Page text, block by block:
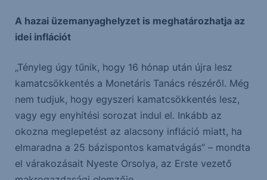
A hazai üzemanyaghelyzet is meghatározhatja az
idei inflációt
„Tényleg úgy tűnik, hogy 16 hónap után újra lesz
kamatcsökkentés a Monetáris Tanács részéről. Még
nem tudjuk, hogy egyszeri kamatcsökkentés lesz,
vagy egy enyhítési sorozat indul el. Inkább az
okozna meglepetést az alacsony infláció miatt, ha
elmaradna a 25 bázispontos kamatvágás” – mondta
el várakozásait Nyeste Orsolya, az Erste vezető